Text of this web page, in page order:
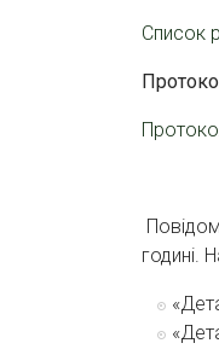
Список
годині.